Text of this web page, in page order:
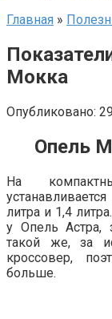
Главная »
Мокка
Опубликовано:
Опель
На
литра и 1,4
у Опель Астра,
такой же, за
кроссовер,
больше.